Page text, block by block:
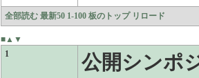
全部読む 最新50 1-100 板のトップ リロード
■▲ ▼
1
公開シンポ